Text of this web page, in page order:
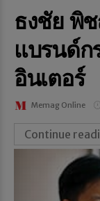
ธงชัย พิ
แบรนด์ก
อินเตอร์
Memag Online
Continue